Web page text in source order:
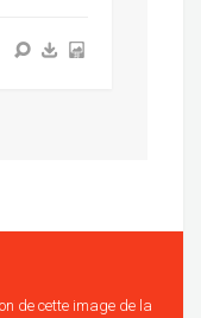
de cette image de la